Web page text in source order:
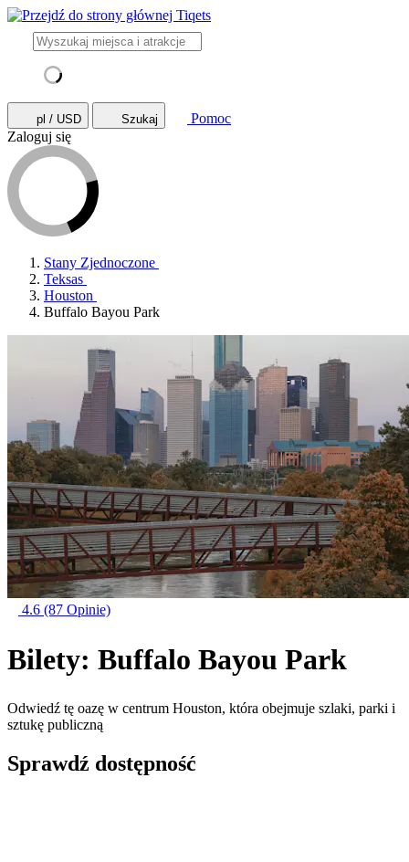
pl / USD Szukaj
Pomoc
Zaloguj się
Stany Zjednoczone
Teksas
Houston
Buffalo Bayou Park
4.6 (87 Opinie)
Bilety: Buffalo Bayou Park
Odwiedź tę oazę w centrum Houston, która obejmuje szlaki, parki i
sztukę publiczną
Sprawdź dostępność